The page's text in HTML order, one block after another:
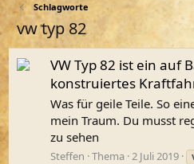
Schlagworte
vw typ 82
VW Typ 82 ist ein auf
konstruiertes
Was für geile Teile. So
mein Traum. Du musst
zu sehen
Steffen Thema 2 Juli 2019